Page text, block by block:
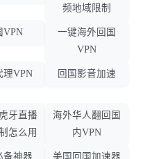
频地域限制
VPN
一键海外回国
VPN
理VPN 回国影音加速
牙直播
怎么用
海外华人翻回国
内VPN
备神器 美国回国加速器